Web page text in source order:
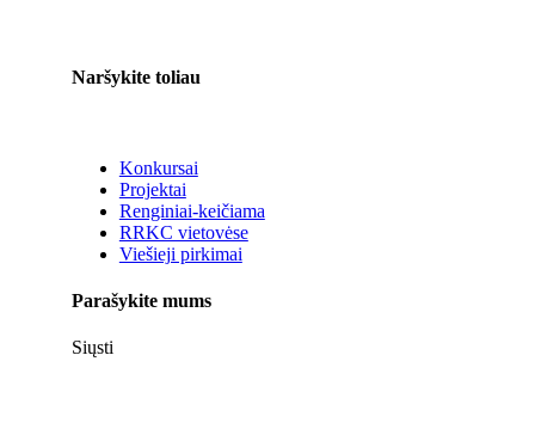
Naršykite toliau
Konkursai
Projektai
Renginiai-keičiama
RRKC vietovėse
Viešieji pirkimai
Parašykite mums
Siųsti